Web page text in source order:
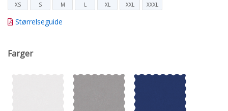
XS S M L XL XXL XXXL
Størrelseguide
Farger